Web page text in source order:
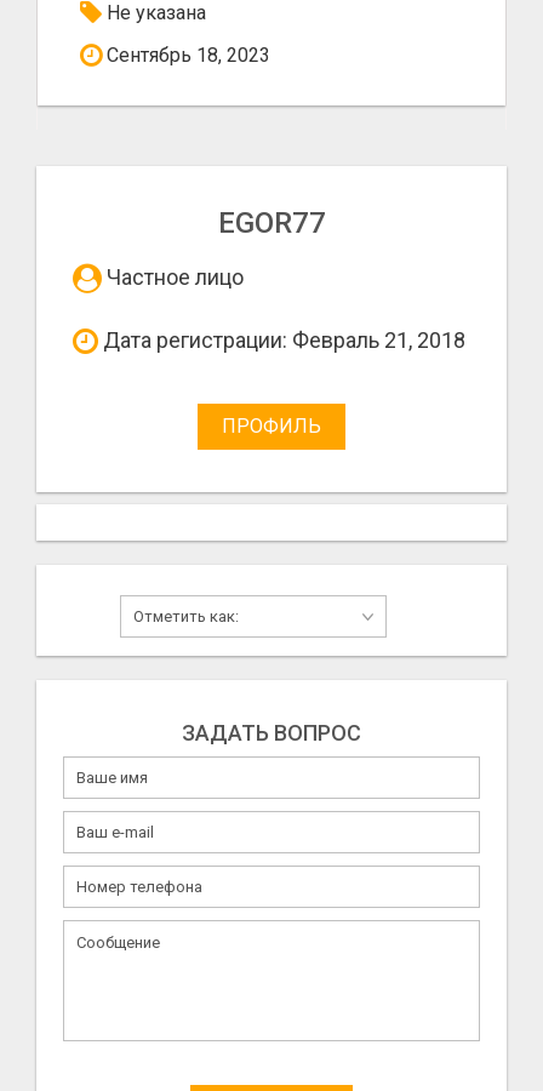
Не указана
Сентябрь 18, 2023
EGOR77
Частное лицо
Дата регистрации: Февраль 21, 2018
ПРОФИЛЬ
ЗАДАТЬ ВОПРОС